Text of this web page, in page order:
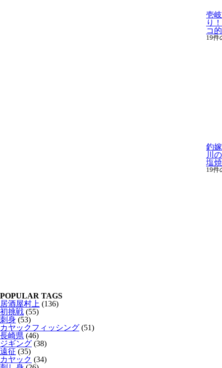
壱
り
コ
19件
釣
川
塩
19件
POPULAR TAGS
居酒屋村上 (136)
初挑戦 (55)
刺身 (53)
カヤックフィッシング (51)
長崎県 (46)
ジギング (38)
遠征 (35)
カヤック (34)